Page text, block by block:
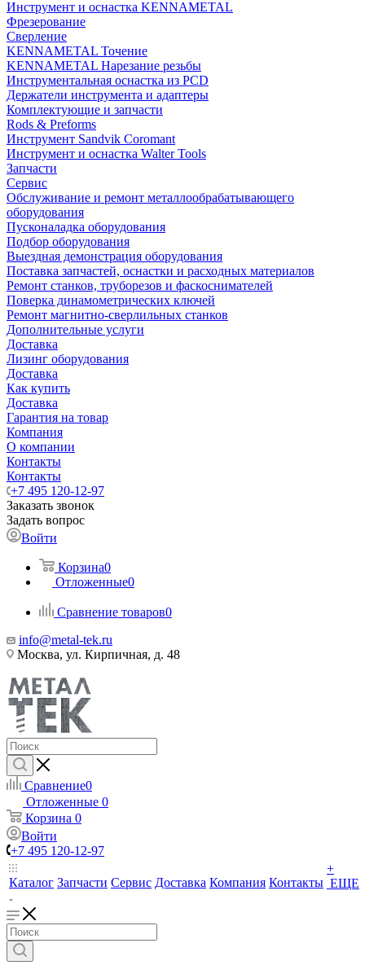
Инструмент и оснастка KENNAMETAL
Фрезерование
Сверление
KENNAMETAL Точение
KENNAMETAL Нарезание резьбы
Инструментальная оснастка из PCD
Держатели инструмента и адаптеры
Комплектующие и запчасти
Rods & Preforms
Инструмент Sandvik Coromant
Инструмент и оснастка Walter Tools
Запчасти
Сервис
Обслуживание и ремонт металлообрабатывающего
оборудования
Пусконаладка оборудования
Подбор оборудования
Выездная демонстрация оборудования
Поставка запчастей, оснастки и расходных материалов
Ремонт станков, труборезов и фаскоснимателей
Поверка динамометрических ключей
Ремонт магнитно-сверлильных станков
Дополнительные услуги
Доставка
Лизинг оборудования
Доставка
Как купить
Доставка
Гарантия на товар
Компания
О компании
Контакты
Контакты
+7 495 120-12-97
Заказать звонок
Задать вопрос
Войти
Корзина0
Отложенные0
Сравнение товаров0
info@metal-tek.ru
Москва, ул. Кирпичная, д. 48
Сравнение0
Отложенные 0
Корзина 0
Войти
+7 495 120-12-97
Каталог Запчасти Сервис Доставка Компания Контакты
+
ЕЩЕ